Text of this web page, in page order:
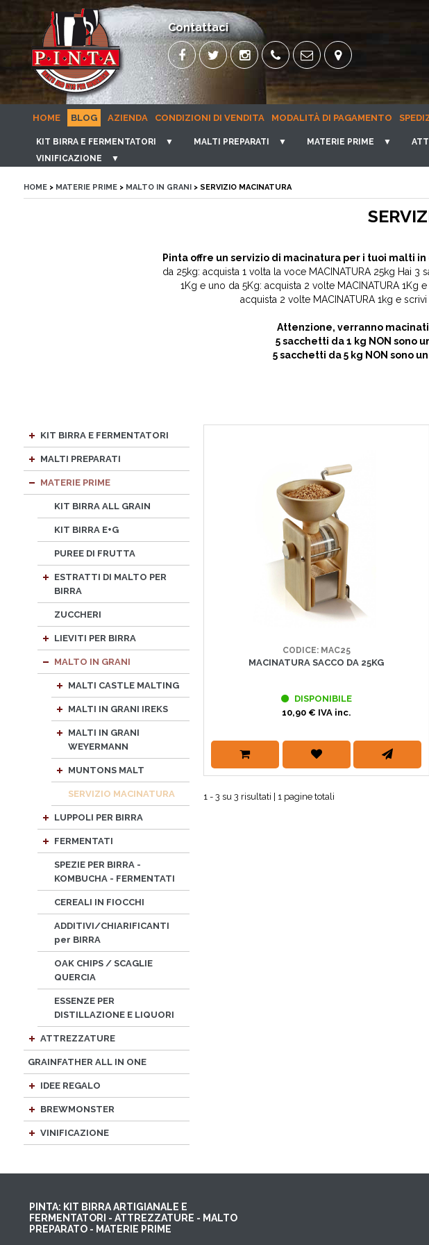
Contattaci
HOME BLOG AZIENDA CONDIZIONI DI VENDITA MODALITÀ DI PAGAMENTO
KIT BIRRA E FERMENTATORI ▼ MALTI PREPARATI ▼ MATERIE PRIME ▼
VINIFICAZIONE
▼
HOME> MATERIE PRIME> MALTO IN GRANI> SERVIZIO MACINATURA
Pinta offre un servizio di macinatura per i tuoi malti in
da 25kg: acquista 1 volta la voce MACINATURA 25kg Hai
1Kg e uno da 5Kg: acquista 2 volte MACINATURA 1Kg
acquista 2 volte MACINATURA 1kg e
Attenzione, verranno
5 sacchetti da 1 kg NON sono
5 sacchetti da 5 kg NON sono
KIT BIRRA E FERMENTATORI
MALTI PREPARATI
MATERIE PRIME
KIT BIRRA ALL GRAIN
KIT BIRRA E+G
PUREE DI FRUTTA
ESTRATTI DI MALTO PER
BIRRA
ZUCCHERI
LIEVITI PER BIRRA
MALTO IN GRANI
MALTI CASTLE MALTING
MALTI IN GRANI IREKS
MALTI IN GRANI
WEYERMANN
MUNTONS MALT
SERVIZIO MACINATURA
LUPPOLI PER BIRRA
FERMENTATI
SPEZIE PER BIRRA -
KOMBUCHA - FERMENTATI
CEREALI IN FIOCCHI
ADDITIVI/CHIARIFICANTI
per BIRRA
OAK CHIPS / SCAGLIE
QUERCIA
ESSENZE PER
DISTILLAZIONE E LIQUORI
ATTREZZATURE
GRAINFATHER ALL IN ONE
IDEE REGALO
BREWMONSTER
VINIFICAZIONE
CODICE: MAC25
MACINATURA SACCO DA 25KG
DISPONIBILE
10,90 € IVA inc.
1 - 3 su 3 risultati | 1 pagine totali
PINTA: KIT BIRRA ARTIGIANALE E
FERMENTATORI - ATTREZZATURE - MALTO
PREPARATO - MATERIE PRIME